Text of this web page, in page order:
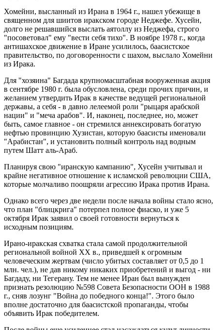
Хомейни, высланный из Ирана в 1964 г., нашел убежище в
священном для шиитов иракском городе Неджефе. Хусейн,
долго не решавшийся выслать аятоллу из Неджефа, строго
"посоветовал" ему "вести себя тихо". В ноябре 1978 г., когда
антишахское движение в Иране усилилось, баасистское
правительство, по договоренности с шахом, выслало Хомейни
из Ирака.
Для "хозяина" Багдада крупномасштабная вооруженная акция
в сентябре 1980 г. была обусловлена, среди прочих причин, и
желанием утвердить Ирак в качестве ведущей региональной
державы, а себя - в давно лелеемой роли "рыцаря арабской
нации" и "меча арабов". И, наконец, последнее, но, может
быть, самое главное - он стремился аннексировать богатую
нефтью провинцию Хузистан, которую баасисты именовали
"Арабистан", и установить полный контроль над водным
путем Шатт аль-Араб.
Планируя свою "иранскую кампанию", Хусейн учитывал и
крайне негативное отношение к исламской революции США,
которые молчаливо поощряли агрессию Ирака против Ирана.
Однако всего через две недели после начала войны стало ясно,
что план "блицкрига" потерпел полное фиаско, и уже 5
октября Ирак заявил о своей готовности вернуться к
исходным позициям.
Ирано-иракская схватка стала самой продолжительной
региональной войной XX в., приведшей к огромным
человеческим жертвам (число убитых составляет от 0,5 до 1
млн. чел.), не дав никому никаких приобретений и выгод - ни
Багдаду, ни Тегерану. Тем не менее Иран был вынужден
признать резолюцию №598 Совета Безопасности ООН в 1988
г., сняв лозунг "Война до победного конца!". Этого было
вполне достаточно для баасистской пропаганды, чтобы
объявить Ирак победителем.